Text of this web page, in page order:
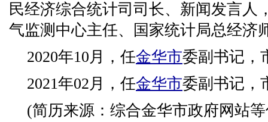
民经济综合统计司司长、新闻发言人
气监测中心主任、国家统计局总经济
2020年10月，任金华市委副书记，
2021年02月，任金华市委副书记，
(简历来源：综合金华市政府网站